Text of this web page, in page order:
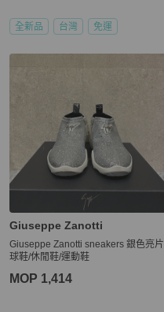
全新品 台灣 免運
Giuseppe Zanotti
Giuseppe Zanotti sneakers 銀色亮片
球鞋/休閒鞋/運動鞋
MOP 1,414